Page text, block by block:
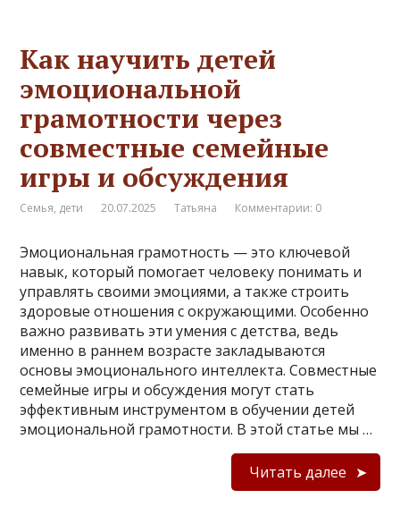
Как научить детей
эмоциональной
грамотности через
совместные семейные
игры и обсуждения
Семья, дети 20.07.2025 Татьяна Комментарии: 0
Эмоциональная грамотность — это ключевой
навык, который помогает человеку понимать и
управлять своими эмоциями, а также строить
здоровые отношения с окружающими. Особенно
важно развивать эти умения с детства, ведь
именно в раннем возрасте закладываются
основы эмоционального интеллекта. Совместные
семейные игры и обсуждения могут стать
эффективным инструментом в обучении детей
эмоциональной грамотности. В этой статье мы …
Читать далее